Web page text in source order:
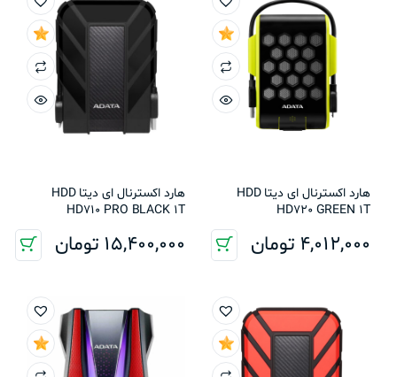
هارد اکسترنال ای دیتا HDD
HD720 GREEN 1T
4,012,000 تومان
هارد اکسترنال ای دیتا HDD
HD710 PRO BLACK 1T
15,400,000 تومان